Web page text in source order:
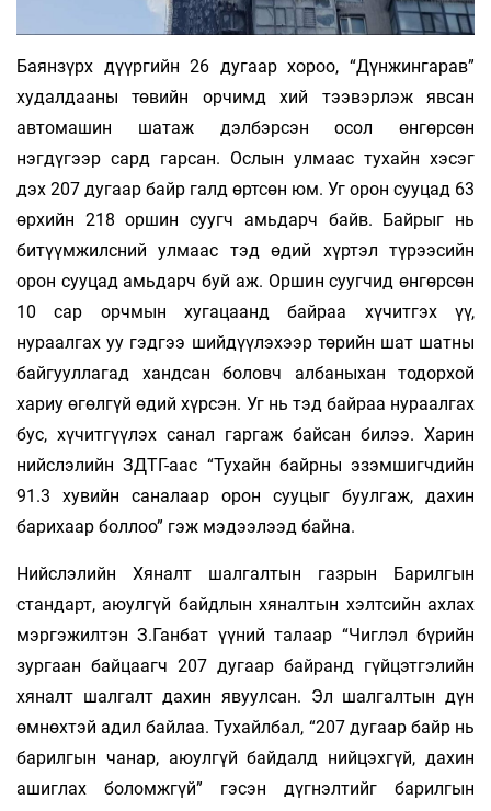
Баянзүрх дүүргийн 26 дугаар хороо, “Дүнжингарав”
худалдааны төвийн орчимд хий тээвэрлэж явсан
автомашин шатаж дэлбэрсэн осол өнгөрсөн
нэгдүгээр сард гарсан. Ослын улмаас тухайн хэсэг
дэх 207 дугаар байр галд өртсөн юм. Уг орон сууцад 63
өрхийн 218 оршин суугч амьдарч байв. Байрыг нь
битүүмжилсний улмаас тэд өдий хүртэл түрээсийн
орон сууцад амьдарч буй аж. Оршин суугчид өнгөрсөн
10 сар орчмын хугацаанд байраа хүчитгэх үү,
нураалгах уу гэдгээ шийдүүлэхээр төрийн шат шатны
байгууллагад хандсан боловч албаныхан тодорхой
хариу өгөлгүй өдий хүрсэн. Уг нь тэд байраа нураалгах
бус, хүчитгүүлэх санал гаргаж байсан билээ. Харин
нийслэлийн ЗДТГ-аас “Тухайн байрны эзэмшигчдийн
91.3 хувийн саналаар орон сууцыг буулгаж, дахин
барихаар боллоо” гэж мэдээлээд байна.
Нийслэлийн Хяналт шалгалтын газрын Барилгын
стандарт, аюулгүй байдлын хяналтын хэлтсийн ахлах
мэргэжилтэн З.Ганбат үүний талаар “Чиглэл бүрийн
зургаан байцаагч 207 дугаар байранд гүйцэтгэлийн
хяналт шалгалт дахин явуулсан. Эл шалгалтын дүн
өмнөхтэй адил байлаа. Тухайлбал, “207 дугаар байр нь
барилгын чанар, аюулгүй байдалд нийцэхгүй, дахин
ашиглах боломжгүй” гэсэн дүгнэлтийг барилгын